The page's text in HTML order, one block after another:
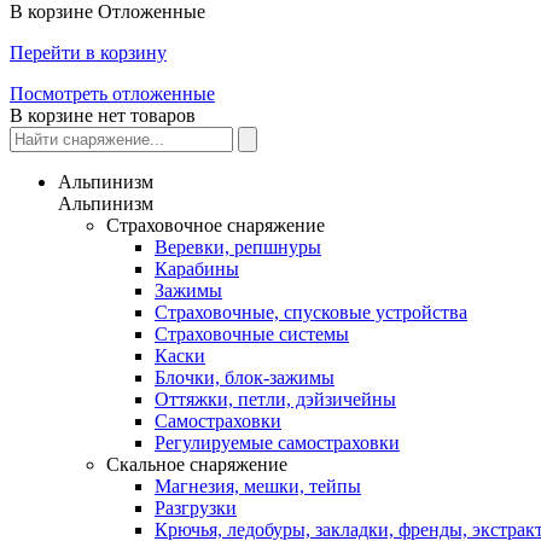
В корзине Отложенные
Перейти в корзину
Посмотреть отложенные
В корзине нет товаров
Альпинизм
Альпинизм
Страховочное снаряжение
Веревки, репшнуры
Карабины
Зажимы
Страховочные, спусковые устройства
Страховочные системы
Каски
Блочки, блок-зажимы
Оттяжки, петли, дэйзичейны
Самостраховки
Регулируемые самостраховки
Скальное снаряжение
Магнезия, мешки, тейпы
Разгрузки
Крючья, ледобуры, закладки, френды,